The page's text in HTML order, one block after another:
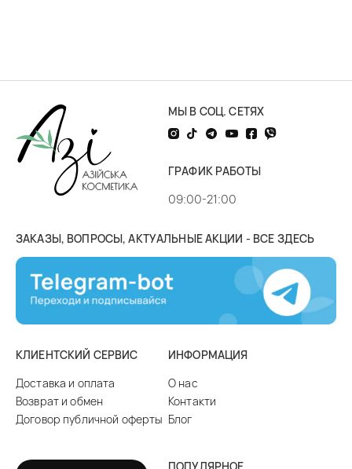
МЫ В СОЦ. СЕТЯХ
ГРАФИК РАБОТЫ
09:00-21:00
ЗАКАЗЫ, ВОПРОСЫ, АКТУАЛЬНЫЕ АКЦИИ - ВСЕ ЗДЕСЬ
КЛИЕНТСКИЙ СЕРВИС
Доставка и оплата
Возврат и обмен
Договор публичной оферты
ИНФОРМАЦИЯ
О нас
Контакти
Блог